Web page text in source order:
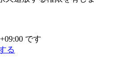
です
る